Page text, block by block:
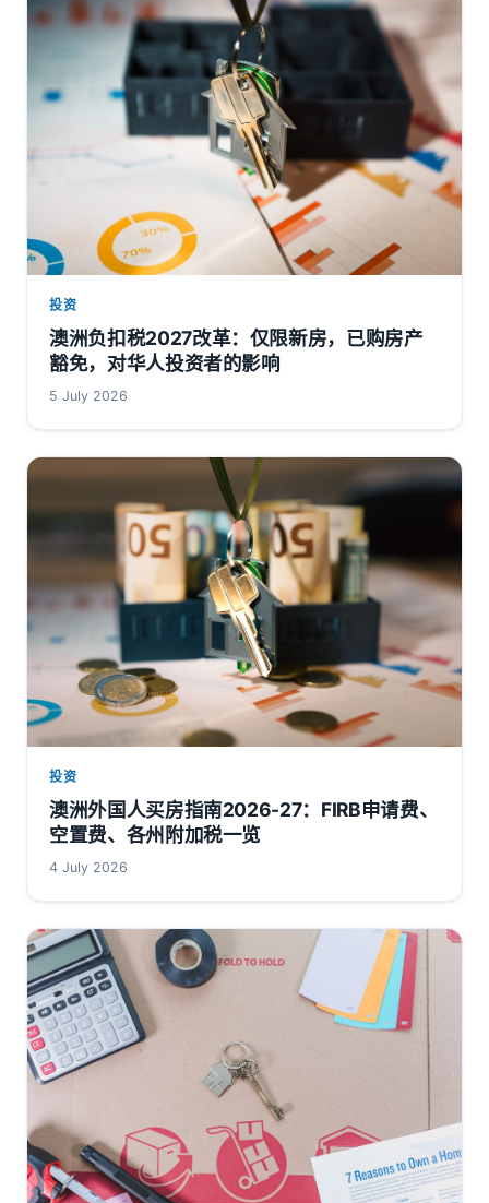
投资
澳洲负扣税2027改革：仅限新房，已购房产
豁免，对华人投资者的影响
5 July 2026
投资
澳洲外国人买房指南2026-27：FIRB申请费、
空置费、各州附加税一览
4 July 2026